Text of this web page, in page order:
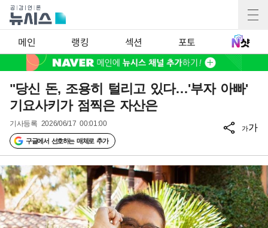
메인 랭킹 섹션 포토
"당신 돈, 조용히 털리고 있다…'부자 아빠'
기요사키가 점찍은 자산은
기사등록 2026/06/17 00:01:00
구글에서 선호하는 매체로 추가
가가